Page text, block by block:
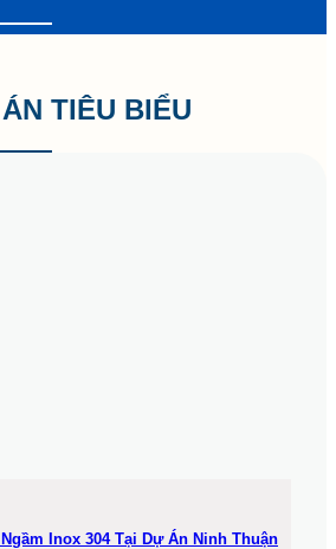
TIÊU BIỂU
Inox 304 Tại Dự Án Ninh Thuận